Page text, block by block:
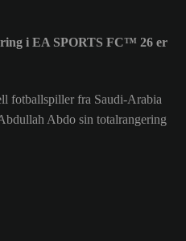
i EA SPORTS FC™ 26 er
fotballspiller fra Saudi-Arabia
Abdo sin totalrangering